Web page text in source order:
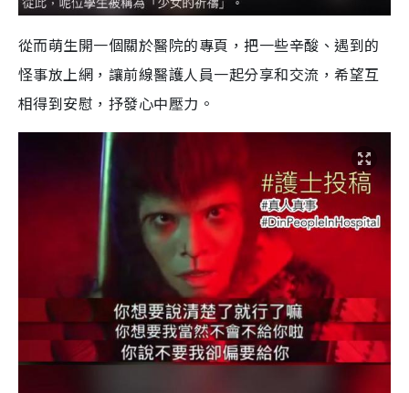
從而萌生開一個關於醫院的專頁，把一些辛酸、遇到的
怪事放上網，讓前線醫護人員一起分享和交流，希望互
相得到安慰，抒發心中壓力。